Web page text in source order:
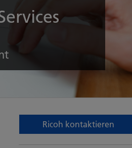
Ricoh kontaktieren